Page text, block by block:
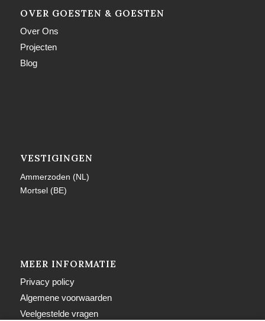
OVER GOESTEN & GOESTEN
Over Ons
Projecten
Blog
VESTIGINGEN
Ammerzoden (NL)
Mortsel (BE)
MEER INFORMATIE
Privacy policy
Algemene voorwaarden
Veelgestelde vragen